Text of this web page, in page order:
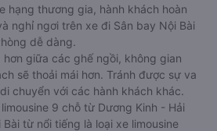
hạng thương gia, hành khách hoàn
nghỉ ngơi trên xe đi Sân bay Nội Bài
dễ dàng.
giữa các ghế ngồi, không gian
sẽ thoải mái hơn. Tránh được sự va
chuyển với các hành khách khác.
9 chỗ từ Dương Kinh - Hải
từ nổi tiếng là loại xe limousine